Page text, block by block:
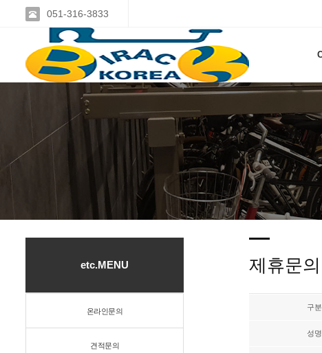
051-316-3833
etc.MENU
온라인문의
견적문의
제휴문의
구분
성명